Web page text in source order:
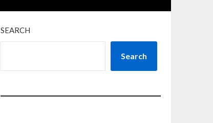
SEARCH
Search